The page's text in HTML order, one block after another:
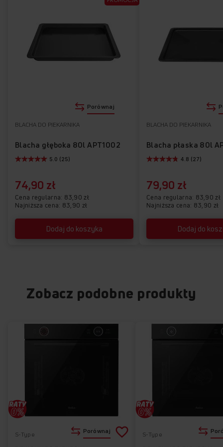
74,90 zł
Cena regularna 83,90 zł
Najniższa cena: 83,90 zł
BLACHA DO PIEKARNIKA
Blacha głęboka 80l APT1002
Dodaj do koszyka
5.0 (25)
Porównaj
79,90 zł
Cena regularna 83,90 zł
Najniższa cena: 83,90 zł
BLACHA DO PIEKARNIKA
Blacha płaska 80l
Dodaj do
4.8 (27)
Zobacz podobne produkty
S-Type
Porównaj Dodaj
S-Type